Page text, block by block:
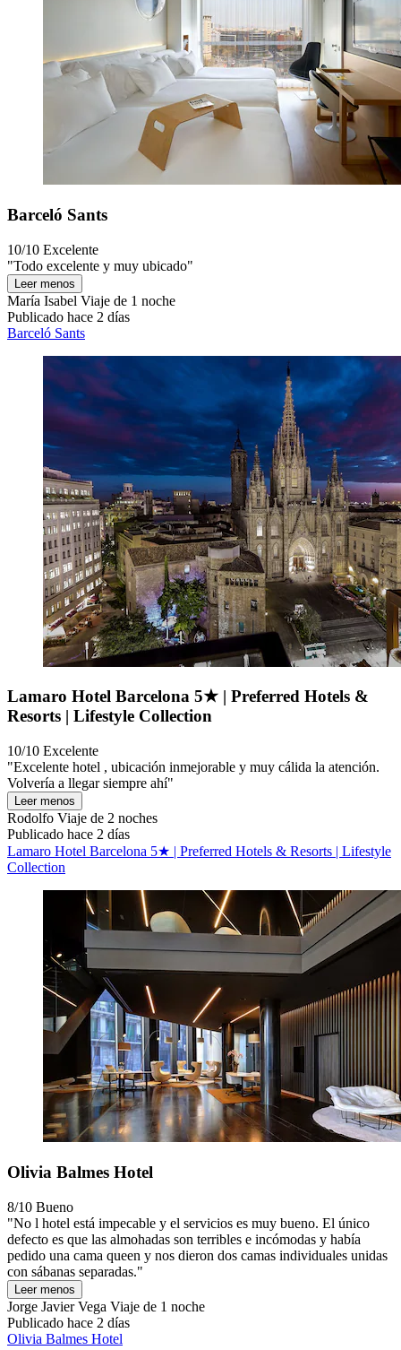
Barceló Sants
10/10 Excelente
"Todo excelente y muy ubicado"
Leer menos
María Isabel Viaje de 1 noche
Publicado hace 2 días
Barceló Sants
Lamaro Hotel Barcelona 5★ | Preferred Hotels &
Resorts | Lifestyle Collection
10/10 Excelente
"Excelente hotel , ubicación inmejorable y muy cálida la atención.
Volvería a llegar siempre ahí"
Leer menos
Rodolfo Viaje de 2 noches
Publicado hace 2 días
Lamaro Hotel Barcelona 5★ | Preferred Hotels & Resorts | Lifestyle
Collection
Olivia Balmes Hotel
8/10 Bueno
"No l hotel está impecable y el servicios es muy bueno. El único
defecto es que las almohadas son terribles e incómodas y había
pedido una cama queen y nos dieron dos camas individuales unidas
con sábanas separadas."
Leer menos
Jorge Javier Vega Viaje de 1 noche
Publicado hace 2 días
Olivia Balmes Hotel